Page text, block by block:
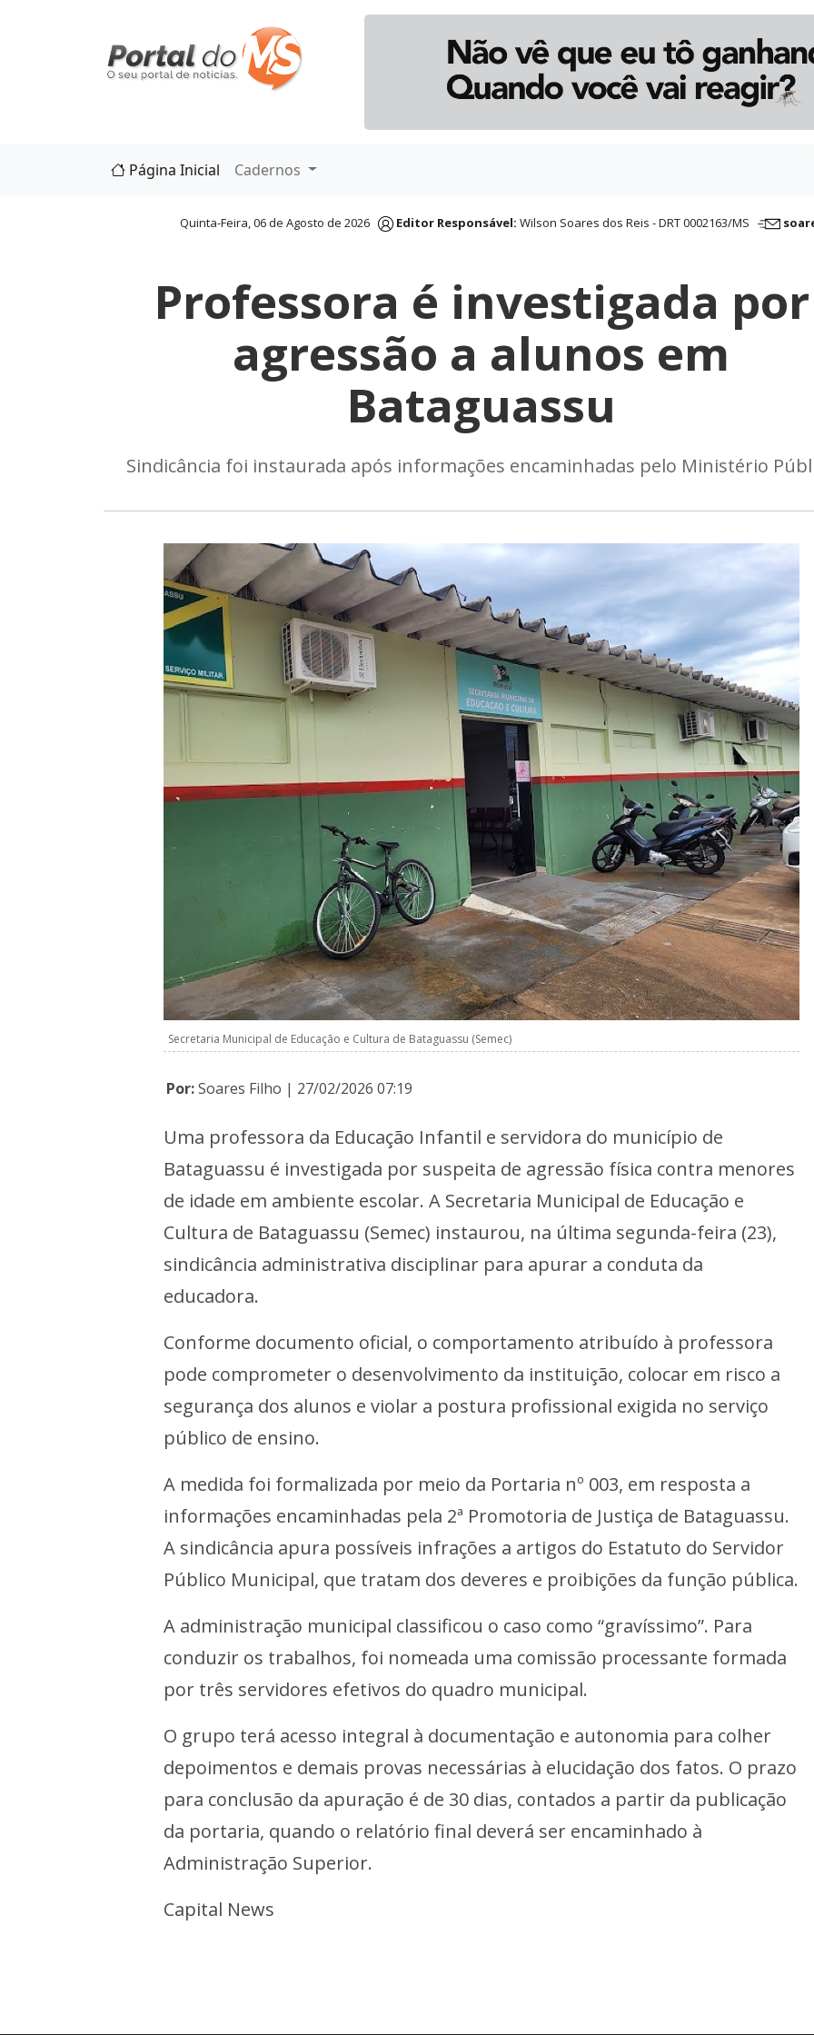
Página Inicial Cadernos
Quinta-Feira, 06 de Agosto de 2026 Editor Responsável: Wilson Soares dos Reis - DRT 0002163/MS
Professora é investigada por
agressão a alunos em
Bataguassu
Sindicância foi instaurada após informações encaminhadas pelo Ministério
Secretaria Municipal de Educação e Cultura de Bataguassu (Semec)
Por:Soares Filho | 27/02/2026 07:19
Uma professora da Educação Infantil e servidora do município de
Bataguassu é investigada por suspeita de agressão física contra menores
de idade em ambiente escolar. A Secretaria Municipal de Educação e
Cultura de Bataguassu (Semec) instaurou, na última segunda-feira (23),
sindicância administrativa disciplinar para apurar a conduta da
educadora.
Conforme documento oficial, o comportamento atribuído à professora
pode comprometer o desenvolvimento da instituição, colocar em risco a
segurança dos alunos e violar a postura profissional exigida no serviço
público de ensino.
A medida foi formalizada por meio da Portaria nº 003, em resposta a
informações encaminhadas pela 2ª Promotoria de Justiça de Bataguassu.
A sindicância apura possíveis infrações a artigos do Estatuto do Servidor
Público Municipal, que tratam dos deveres e proibições da função pública.
A administração municipal classificou o caso como “gravíssimo”. Para
conduzir os trabalhos, foi nomeada uma comissão processante formada
por três servidores efetivos do quadro municipal.
O grupo terá acesso integral à documentação e autonomia para colher
depoimentos e demais provas necessárias à elucidação dos fatos. O prazo
para conclusão da apuração é de 30 dias, contados a partir da publicação
da portaria, quando o relatório final deverá ser encaminhado à
Administração Superior.
Capital News